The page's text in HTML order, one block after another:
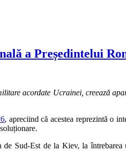
a Președintelui
acordate Ucrainei, creează
, apreciind că acestea reprezintă o
Sud-Est de la Kiev, la